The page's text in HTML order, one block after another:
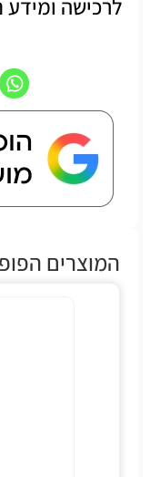
לרכישה ומידע
המוצרים